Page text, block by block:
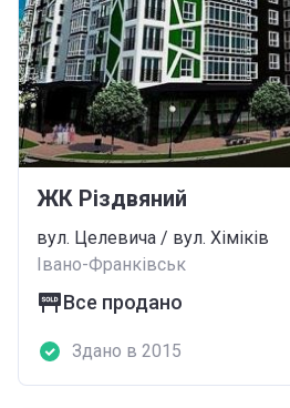
ЖК Різдвяний
вул. Целевича / вул. Хіміків
Івано-Франківськ
Все продано
Здано в 2015